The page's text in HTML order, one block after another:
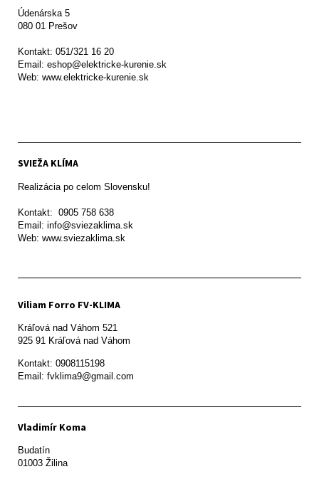
Údenárska 5
080 01 Prešov
Kontakt: 051/321 16 20
Email: eshop@elektricke-kurenie.sk
Web: www.elektricke-kurenie.sk
SVIEŽA KLÍMA
Realizácia po celom Slovensku!
Kontakt:  0905 758 638
Email: info@sviezaklima.sk
Web: www.sviezaklima.sk
Viliam Forro FV-KLIMA
Kráľová nad Váhom 521
Kontakt: 0908115198
Email: fvklima9@gmail.com
Vladimír Koma
Budatín
01003 Žilina